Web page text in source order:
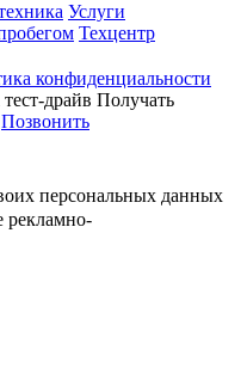
Услуги
Техцентр
конфиденциальности
драйв Получать
Позвонить
персональных данных
рекламно-